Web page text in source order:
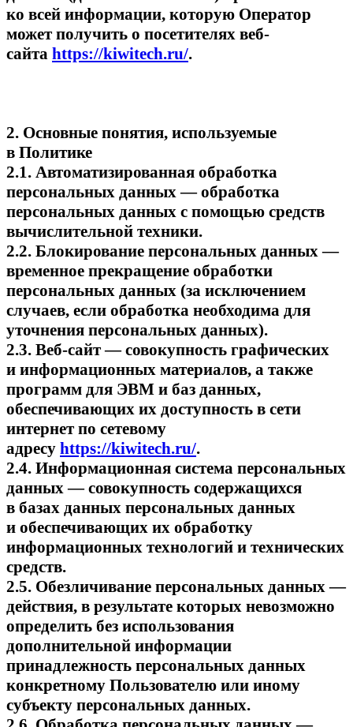
ко всей информации, которую Оператор
может получить о посетителях веб-
сайта https://kiwitech.ru/.
2. Основные понятия, используемые
в Политике
2.1. Автоматизированная обработка
персональных данных — обработка
персональных данных с помощью средств
вычислительной техники.
2.2. Блокирование персональных данных —
временное прекращение обработки
персональных данных (за исключением
случаев, если обработка необходима для
уточнения персональных данных).
2.3. Веб-сайт — совокупность графических
и информационных материалов, а также
программ для ЭВМ и баз данных,
обеспечивающих их доступность в сети
интернет по сетевому
адресу https://kiwitech.ru/.
2.4. Информационная система персональных
данных — совокупность содержащихся
в базах данных персональных данных
и обеспечивающих их обработку
информационных технологий и технических
средств.
2.5. Обезличивание персональных данных —
действия, в результате которых невозможно
определить без использования
дополнительной информации
принадлежность персональных данных
конкретному Пользователю или иному
субъекту персональных данных.